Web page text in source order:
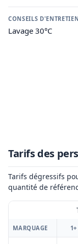
CONSEILS D'ENTRETIEN
Lavage 30°C
Tarifs des
Tarifs dégressifs
quantité de
MARQUAGE 1+